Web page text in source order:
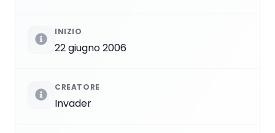
INIZIO
22 giugno 2006
CREATORE
Invader